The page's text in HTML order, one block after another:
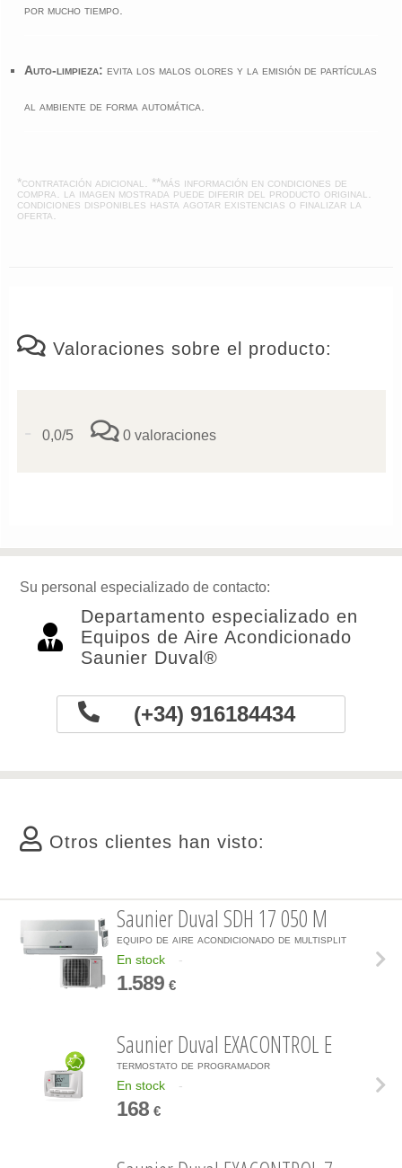
por mucho tiempo.
Auto-limpieza: evita los malos olores y la emisión de partículas
al ambiente de forma automática.
*contratación adicional. **más información en condiciones de
compra. la imagen mostrada puede diferir del producto original.
condiciones disponibles hasta agotar existencias o finalizar la
oferta.
Valoraciones sobre el producto:
0,0/5 0 valoraciones
Su personal especializado de contacto:
Departamento especializado en
Equipos de Aire Acondicionado
Saunier Duval®
(+34) 916184434
Otros clientes han visto:
Saunier Duval SDH 17 050 M
equipo de aire acondicionado de multisplit
En stock
-
1.589€
Saunier Duval EXACONTROL E
termostato de programador
En stock
-
168€